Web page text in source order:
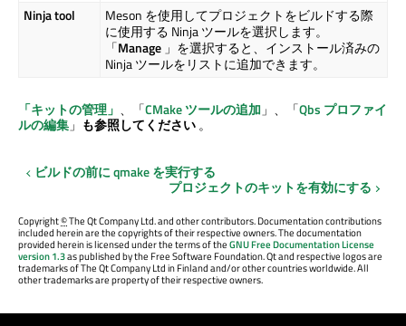
Ninja tool
Meson を使用してプロジェクトをビルドする際
に使用する Ninja ツールを選択します。
「Manage 」を選択すると、インストール済みの
Ninja ツールをリストに追加できます。
「キットの管理」 、「CMake ツールの追加 」、「Qbs プロファイ
ルの編集 」 も参照してください。
ビルドの前に qmake を実行する
プロジェクトのキットを有効にする
Copyright©The Qt Company Ltd. and other contributors. Documentation contributions
included herein are the copyrights of their respective owners. The documentation
provided herein is licensed under the terms of theGNU Free Documentation License
version 1.3as published by the Free Software Foundation. Qt and respective logos are
trademarks of The Qt Company Ltd in Finland and/or other countries worldwide. All
other trademarks are property of their respective owners.